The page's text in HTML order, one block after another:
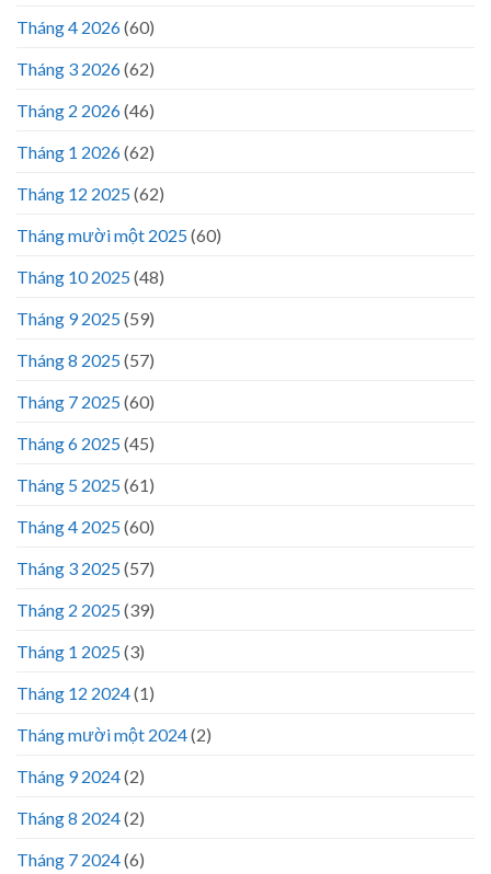
Tháng 4 2026(60)
Tháng 3 2026(62)
Tháng 2 2026(46)
Tháng 1 2026(62)
Tháng 12 2025(62)
Tháng mười một 2025(60)
Tháng 10 2025(48)
Tháng 9 2025(59)
Tháng 8 2025(57)
Tháng 7 2025(60)
Tháng 6 2025(45)
Tháng 5 2025(61)
Tháng 4 2025(60)
Tháng 3 2025(57)
Tháng 2 2025(39)
Tháng 1 2025(3)
Tháng 12 2024(1)
Tháng mười một 2024(2)
Tháng 9 2024(2)
Tháng 8 2024(2)
Tháng 7 2024(6)